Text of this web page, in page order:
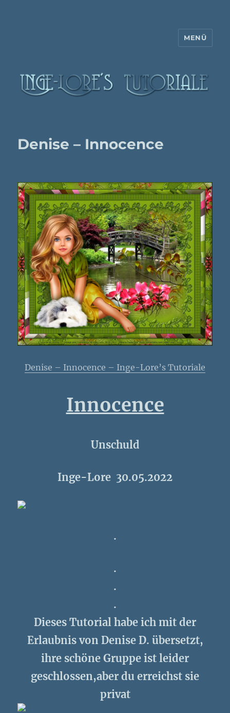
MENÜ
Denise – Innocence
Denise – Innocence – Inge-Lore’s Tutoriale
Innocence
Unschuld
Inge-Lore 30.05.2022
.
.
.
.
Dieses Tutorial habe ich mit der
Erlaubnis von Denise D. übersetzt,
ihre schöne Gruppe ist leider
geschlossen,aber du erreichst sie
privat